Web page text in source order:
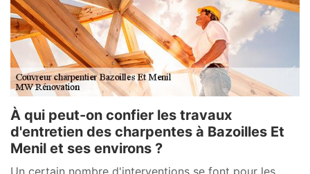
À qui peut-on confier les travaux
d'entretien des charpentes à Bazoilles Et
Menil et ses environs ?
Un certain nombre d'interventions se font pour les